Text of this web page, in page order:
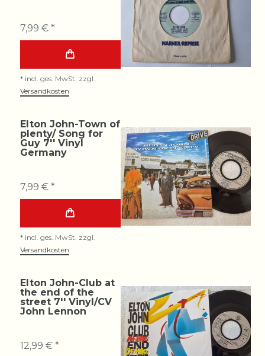
7,99 € *
* incl. ges. MwSt. zzgl.
Versandkosten
Elton John-Town of
plenty/ Song for
Guy 7'' Vinyl
Germany
7,99 € *
* incl. ges. MwSt. zzgl.
Versandkosten
Elton John-Club at
the end of the
street 7'' Vinyl/CV
John Lennon
12,99 € *